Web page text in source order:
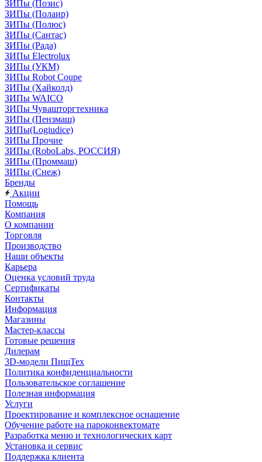
ЗИПы (Позис)
ЗИПы (Полаир)
ЗИПы (Полюс)
ЗИПы (Сантас)
ЗИПы (Рада)
ЗИПы Electrolux
ЗИПы (УКМ)
ЗИПы Robot Coupe
ЗИПы (Хайколд)
ЗИПы WAICO
ЗИПы Чувашторгтехника
ЗИПы (Пензмаш)
ЗИПы(Logiudice)
ЗИПы Прочие
ЗИПы (RoboLabs, РОССИЯ)
ЗИПы (Проммаш)
ЗИПы (Снеж)
Бренды
Акции
Помощь
Компания
О компании
Торговля
Производство
Наши объекты
Карьера
Оценка условий труда
Сертификаты
Контакты
Информация
Магазины
Мастер-классы
Готовые решения
Дилерам
3D-модели ПищТех
Политика конфиденциальности
Пользовательское соглашение
Полезная информация
Услуги
Проектирование и комплексное оснащение
Обучение работе на пароконвектомате
Разработка меню и технологических карт
Установка и сервис
Поддержка клиента